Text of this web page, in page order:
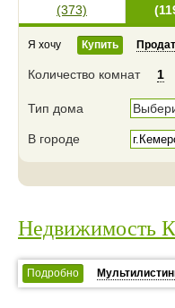
(373)
Я хочу Купить
Количество комнат 1
Тип дома
В городе
Недвижимость
Подробно